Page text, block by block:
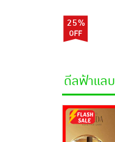
25%
ดีลฟ้าแลบ